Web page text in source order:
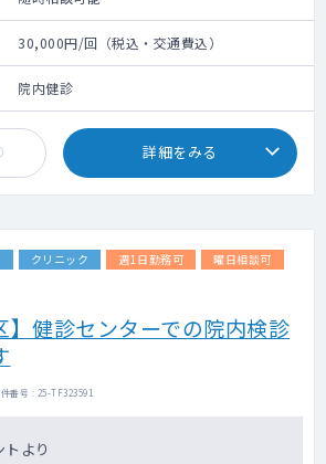
30,000円/回（税込・交通費込）
院内健診
詳細をみる
クリニック 週1日勤務可
曜日相談可
】健診センターでの院内検診
番号 : 25-TF323591
より